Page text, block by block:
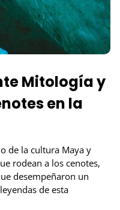
Mitología y
en la
de la cultura Maya y
rodean a los cenotes,
desempeñaron un
de esta